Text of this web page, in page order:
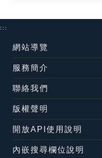
:::
網站導覽
服務簡介
聯絡我們
版權聲明
開放API使用說明
內嵌搜尋欄位說明